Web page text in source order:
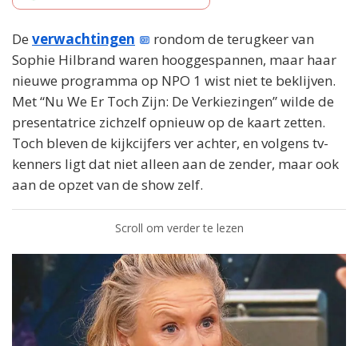
De verwachtingen
rondom de terugkeer van
Sophie Hilbrand waren hooggespannen, maar haar
nieuwe programma op NPO 1 wist niet te beklijven.
Met “Nu We Er Toch Zijn: De Verkiezingen” wilde de
presentatrice zichzelf opnieuw op de kaart zetten.
Toch bleven de kijkcijfers ver achter, en volgens tv-
kenners ligt dat niet alleen aan de zender, maar ook
aan de opzet van de show zelf.
Scroll om verder te lezen